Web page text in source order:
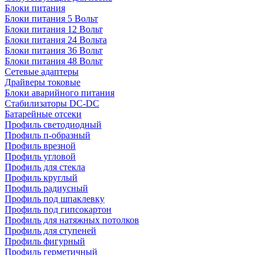
Блоки питания
Блоки питания 5 Вольт
Блоки питания 12 Вольт
Блоки питания 24 Вольта
Блоки питания 36 Вольт
Блоки питания 48 Вольт
Сетевые адаптеры
Драйверы токовые
Блоки аварийного питания
Стабилизаторы DC-DC
Батарейные отсеки
Профиль светодиодный
Профиль п-образный
Профиль врезной
Профиль угловой
Профиль для стекла
Профиль круглый
Профиль радиусный
Профиль под шпаклевку
Профиль под гипсокартон
Профиль для натяжных потолков
Профиль для ступеней
Профиль фигурный
Профиль герметичный